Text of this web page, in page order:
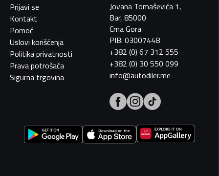
Prijavi se
Kontakt
Pomoć
Uslovi korišćenja
Politika privatnosti
Prava potrošača
Sigurna trgovina
Jovana Tomaševića 1,
Bar, 85000
Crna Gora
PIB: 03007448
+382 (0) 67 312 555
+382 (0) 30 550 099
info@autodiler.me